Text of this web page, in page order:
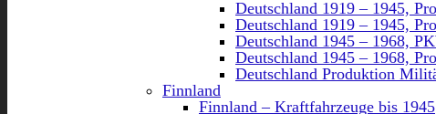
Deutschland 1919 – 1945,
Deutschland 1919 – 1945,
Deutschland 1945 – 1968,
Deutschland 1945 – 1968,
Deutschland Produktion
Finnland
Finnland – Kraftfahrzeuge bis 1945